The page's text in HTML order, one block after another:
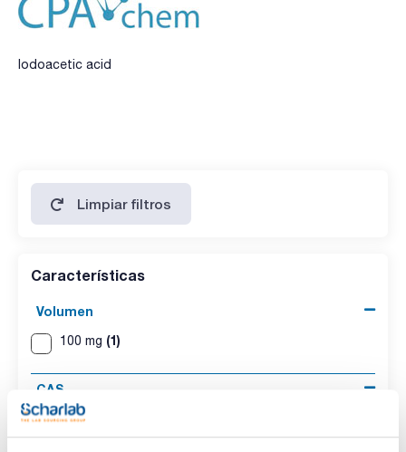
Iodoacetic acid
Limpiar filtros
Características
Volumen
100 mg (1)
CAS
[64-69-7]